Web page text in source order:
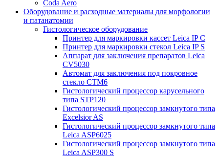
Coda Aero
Оборудование и расходные материалы для морфологии
и патанатомии
Гистологическое оборудование
Принтер для маркировки кассет Leica IP C
Принтер для маркировки стекол Leica IP S
Аппарат для заключения препаратов Leica
CV5030
Автомат для заключения под покровное
стекло CTM6
Гистологический процессор карусельного
типа STP120
Гистологический процессор замкнутого типа
Excelsior AS
Гистологический процессор замкнутого типа
Leica ASP6025
Гистологический процессор замкнутого типа
Leica ASP300 S